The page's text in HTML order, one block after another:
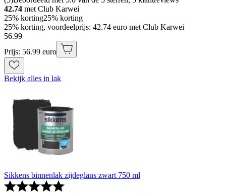
42.74 met Club Karwei
25% korting25% korting
25% korting, voordeelprijs: 42.74 euro met Club Karwei
56.99
Prijs: 56.99 euro
Bekijk alles in lak
Sikkens binnenlak zijdeglans zwart 750 ml